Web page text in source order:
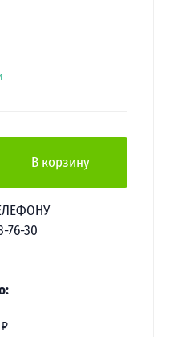
В корзину
76-30
₽